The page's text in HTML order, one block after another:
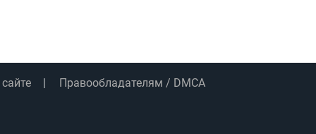
Правообладателям / DMCA